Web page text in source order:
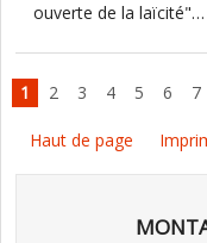
ouverte de la laïcité"…
1 2 3 4 5 6 7
Haut de page